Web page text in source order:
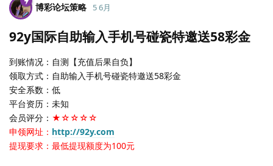
博彩论坛策略 5 6月
92y国际自助输入手机号碰瓷特邀送58彩金
到账情况：自测【充值后果自负】
领取方式：自助输入手机号碰瓷特邀送58彩金
安全系数：低
平台资历：未知
会员评分： ★☆☆☆☆
申领网址： http://92y.com
提现要求：最低提现额度为100元